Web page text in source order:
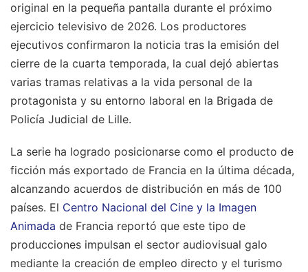
original en la pequeña pantalla durante el próximo
ejercicio televisivo de 2026. Los productores
ejecutivos confirmaron la noticia tras la emisión del
cierre de la cuarta temporada, la cual dejó abiertas
varias tramas relativas a la vida personal de la
protagonista y su entorno laboral en la Brigada de
Policía Judicial de Lille.
La serie ha logrado posicionarse como el producto de
ficción más exportado de Francia en la última década,
alcanzando acuerdos de distribución en más de 100
países. El Centro Nacional del Cine y la Imagen
Animada de Francia reportó que este tipo de
producciones impulsan el sector audiovisual galo
mediante la creación de empleo directo y el turismo